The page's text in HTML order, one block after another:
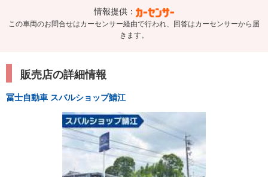
情報提供：
この車両のお問合せはカーセンサー経由で行われ、回答はカーセンサーから届
きます。
販売店の詳細情報
冨士自動車 スバルショップ鯖江